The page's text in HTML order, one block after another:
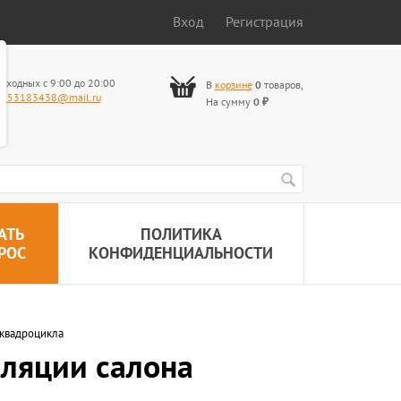
Вход Регистрация
с 9:00 до 20:00
В корзине 0товаров,
На сумму 0 ₽
ПОЛИТИКА
КОНФИДЕНЦИАЛЬНОСТИ
салона